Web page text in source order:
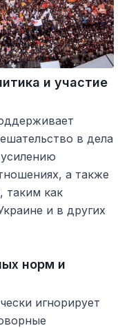
и участие
в дела
а также
таким как
и в других
норм и
игнорирует